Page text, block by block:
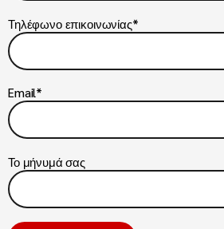
Τηλέφωνο επικοινωνίας*
Email*
Το μήνυμά σας